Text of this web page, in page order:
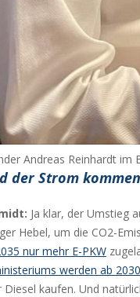
Andreas Reinhardt
der Strom
Ja klar, der Umstieg
Hebel, um die CO2-
nur mehr E-PKW
werden ab 2030
Diesel kaufen. Und